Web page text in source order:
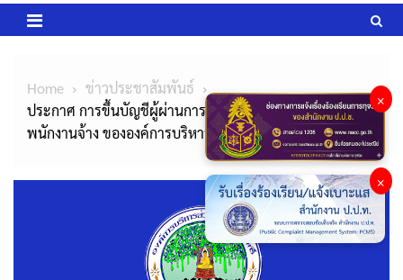
Home
ข่าวประชาสัมพันธ์
ประกาศ การขึ้นบัญชีผู้ผ่านการสรรหาและเลือกสรรเป็น
พนักงานจ้าง ขององค์การบริหารส่วนตำบลดอนโพธิ์
×
×